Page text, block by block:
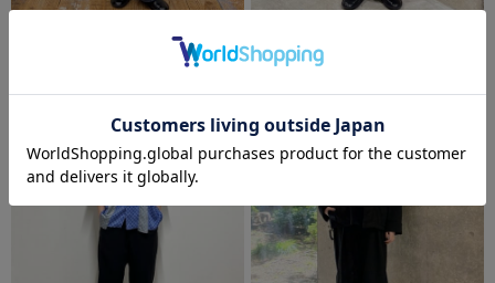
ZUCCa 166cm